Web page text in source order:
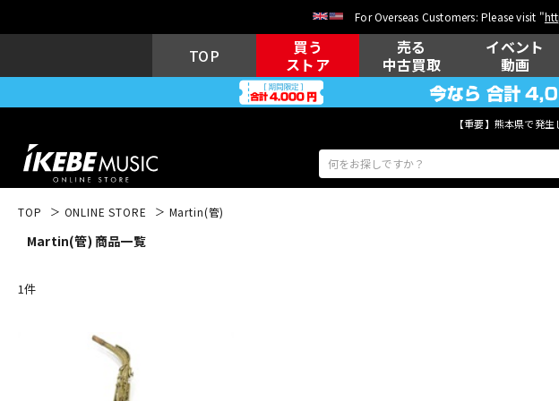
For Overseas Customers: Please visit "
TOP
買う
ストア
売る
中古買取
イベント
動画
【重要】熊本県で発
TOP ONLINE STORE Martin(管)
Martin(管) 商品一覧
1件